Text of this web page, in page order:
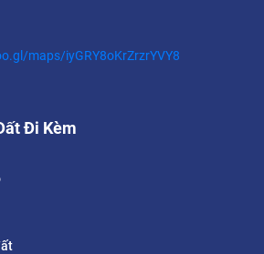
maps/iyGRY8oKrZrzrYVY8
Đi Kèm